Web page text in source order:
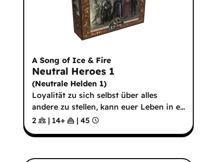
A Song of Ice & Fire
Neutral Heroes 1
(Neutrale Helden 1)
Loyalität zu sich selbst über alles
andere zu stellen, kann euer Leben in e…
2
| 14+ | 45